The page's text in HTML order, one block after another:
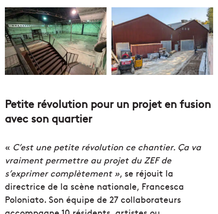
Petite révolution pour un projet en fusion
avec son quartier
« C’est une petite révolution ce chantier. Ça va
vraiment permettre au projet du ZEF de
s’exprimer complètement », se réjouit la
directrice de la scène nationale, Francesca
Poloniato. Son équipe de 27 collaborateurs